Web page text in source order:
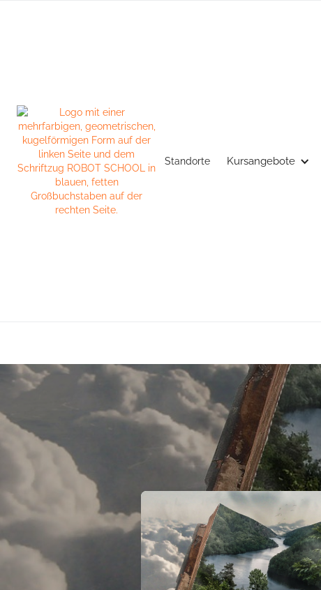
Standorte Kursangebote